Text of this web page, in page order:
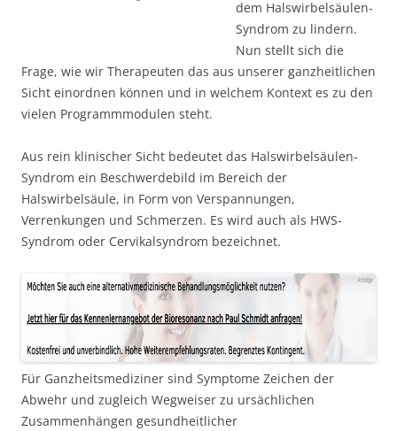
dem Halswirbelsäulen-
Syndrom zu lindern.
Nun stellt sich die
Frage, wie wir Therapeuten das aus unserer ganzheitlichen
Sicht einordnen können und in welchem Kontext es zu den
vielen Programmmodulen steht.
Aus rein klinischer Sicht bedeutet das Halswirbelsäulen-
Syndrom ein Beschwerdebild im Bereich der
Halswirbelsäule, in Form von Verspannungen,
Verrenkungen und Schmerzen. Es wird auch als HWS-
Syndrom oder Cervikalsyndrom bezeichnet.
Für Ganzheitsmediziner sind Symptome Zeichen der
Abwehr und zugleich Wegweiser zu ursächlichen
Zusammenhängen gesundheitlicher